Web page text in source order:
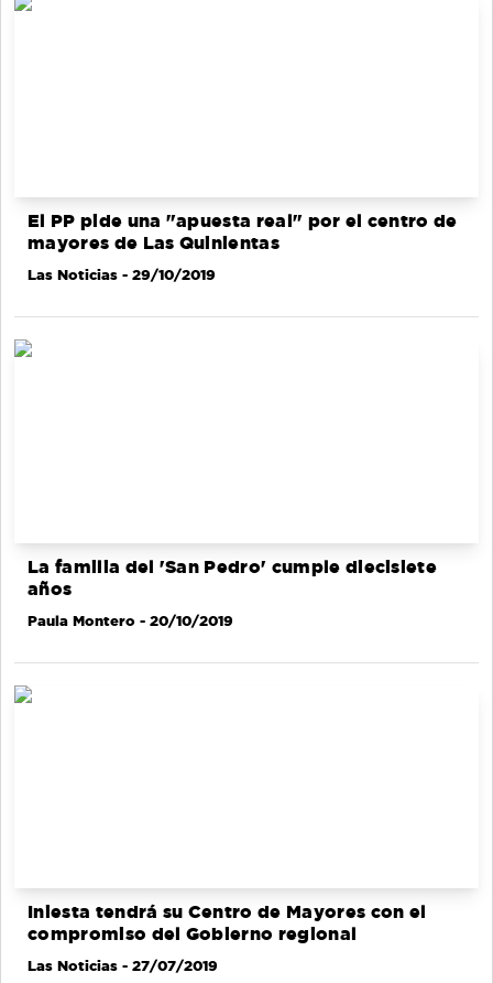
El PP pide una "apuesta real" por el centro de
mayores de Las Quinientas
Las Noticias - 29/10/2019
La familia del 'San Pedro' cumple diecisiete
años
Paula Montero - 20/10/2019
Iniesta tendrá su Centro de Mayores con el
compromiso del Gobierno regional
Las Noticias - 27/07/2019